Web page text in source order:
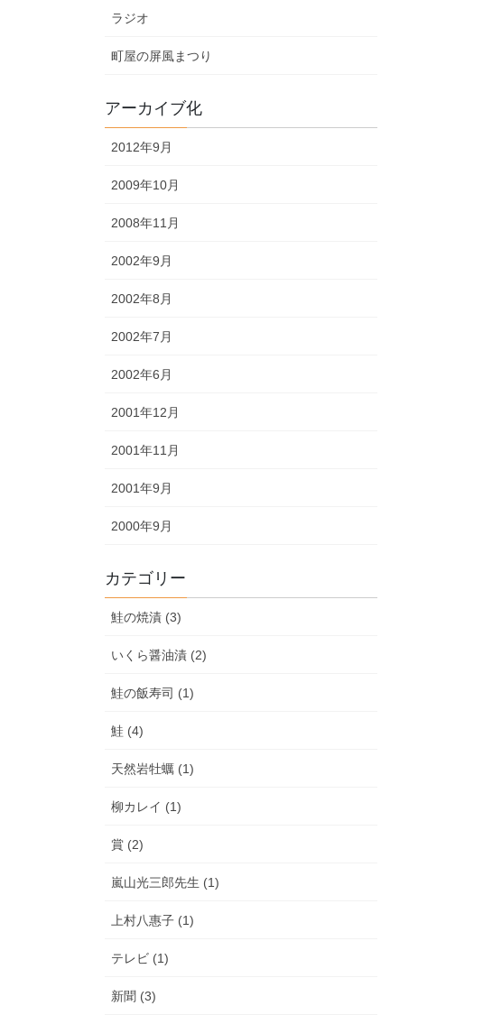
ラジオ
町屋の屏風まつり
アーカイブ化
2012年9月
2009年10月
2008年11月
2002年9月
2002年8月
2002年7月
2002年6月
2001年12月
2001年11月
2001年9月
2000年9月
カテゴリー
鮭の焼漬 (3)
いくら醤油漬 (2)
鮭の飯寿司 (1)
鮭 (4)
天然岩牡蠣 (1)
柳カレイ (1)
賞 (2)
嵐山光三郎先生 (1)
上村八惠子 (1)
テレビ (1)
新聞 (3)